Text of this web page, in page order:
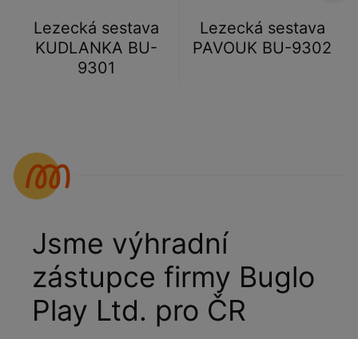
Lezecká sestava
KUDLANKA BU-
9301
Lezecká sestava
PAVOUK BU-9302
Jsme výhradní
zástupce firmy Buglo
Play Ltd. pro ČR